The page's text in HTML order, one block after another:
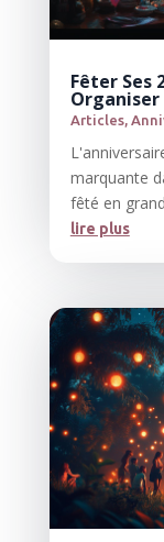
Fêter Ses
Articles,
marquante
fêté en
lire plus